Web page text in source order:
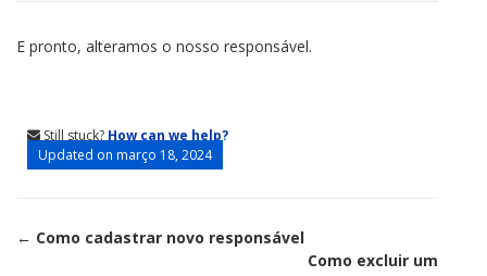
E pronto, alteramos o nosso responsável.
Still stuck? How can we help?
Updated on março 18, 2024
Doc
← Como cadastrar novo responsável
Como excluir um